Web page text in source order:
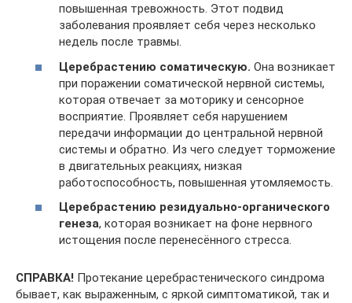
повышенная тревожность. Этот подвид
заболевания проявляет себя через несколько
недель после травмы.
Церебрастению соматическую. Она возникает
при поражении соматической нервной системы,
которая отвечает за моторику и сенсорное
восприятие. Проявляет себя нарушением
передачи информации до центральной нервной
системы и обратно. Из чего следует торможение
в двигательных реакциях, низкая
работоспособность, повышенная утомляемость.
Церебрастению резидуально-органического
генеза, которая возникает на фоне нервного
истощения после перенесённого стресса.
СПРАВКА! Протекание церебрастенического синдрома
бывает, как выраженным, с яркой симптоматикой, так и